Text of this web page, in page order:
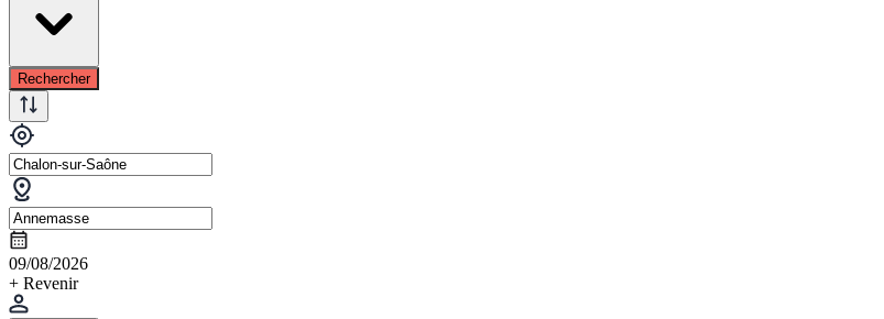
Rechercher
09/08/2026
+ Revenir